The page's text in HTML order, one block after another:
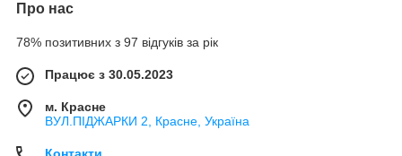
Про нас
78% позитивних з 97 відгуків за рік
Працює з 30.05.2023
м. Красне
ВУЛ.ПІДЖАРКИ 2, Красне, Україна